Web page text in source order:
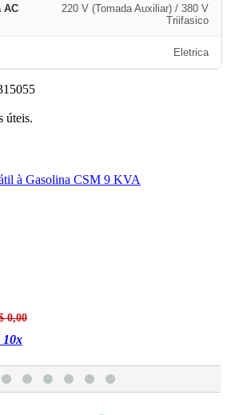
AC
220 V (Tomada Auxiliar) / 380 V
Triifasico
Eletrica
úteis.
à Gasolina CSM 9 KVA
0,00
10x